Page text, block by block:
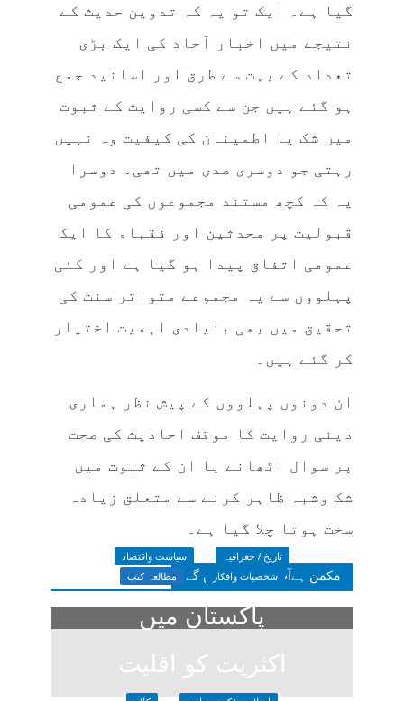
گیا ہے۔ ایک تو یہ کہ تدوین حدیث کے
نتیجے میں اخبار آحاد کی ایک بڑی
تعداد کے بہت سے طرق اور اسانید جمع
ہو گئے ہیں جن سے کسی روایت کے ثبوت
میں شک یا اطمینان کی کیفیت وہ نہیں
رہتی جو دوسری صدی میں تھی۔ دوسرا
یہ کہ کچھ مستند مجموعوں کی عمومی
قبولیت پر محدثین اور فقہاء کا ایک
عمومی اتفاق پیدا ہو گیا ہے اور کئی
پہلووں سے یہ مجموعے متواتر سنت کی
تحقیق میں بھی بنیادی اہمیت اختیار
کر گئے ہیں۔
ان دونوں پہلووں کے پیش نظر ہماری
دینی روایت کا موقف احادیث کی صحت
پر سوال اٹھانے یا ان کے ثبوت میں
شک وشبہ ظاہر کرنے سے متعلق زیادہ
سخت ہوتا چلا گیا ہے۔
مکمن ہےآپ پسند فرمائیں گے
تاریخ / جغرافیہ
سیاست واقتصاد
شخصیات وافکار
مطالعہ کتب
پاکستان میں
اکثریت کو اقلیت